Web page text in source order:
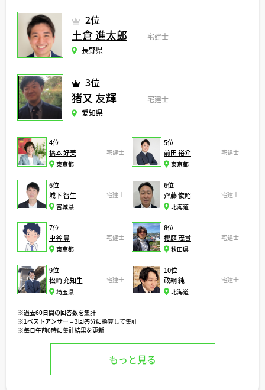
2位
土倉 進太郎
宅建士
長野県
3位
猪又 友輝
宅建士
愛知県
4位
橋本 好美
宅建士
東京都
5位
前田 裕介
宅建士
東京都
6位
城下 智生
宅建士
宮城県
6位
齊藤 俊昭
宅建士
北海道
7位
中谷 豊
宅建士
東京都
8位
櫻庭 茂貴
宅建士
秋田県
9位
松崎 充知生
宅建士
埼玉県
10位
政綱 純
宅建士
北海道
※過去60日間の回答数を集計
※1ベストアンサー = 3回答分に換算して集計
※毎日午前0時に集計結果を更新
もっと見る